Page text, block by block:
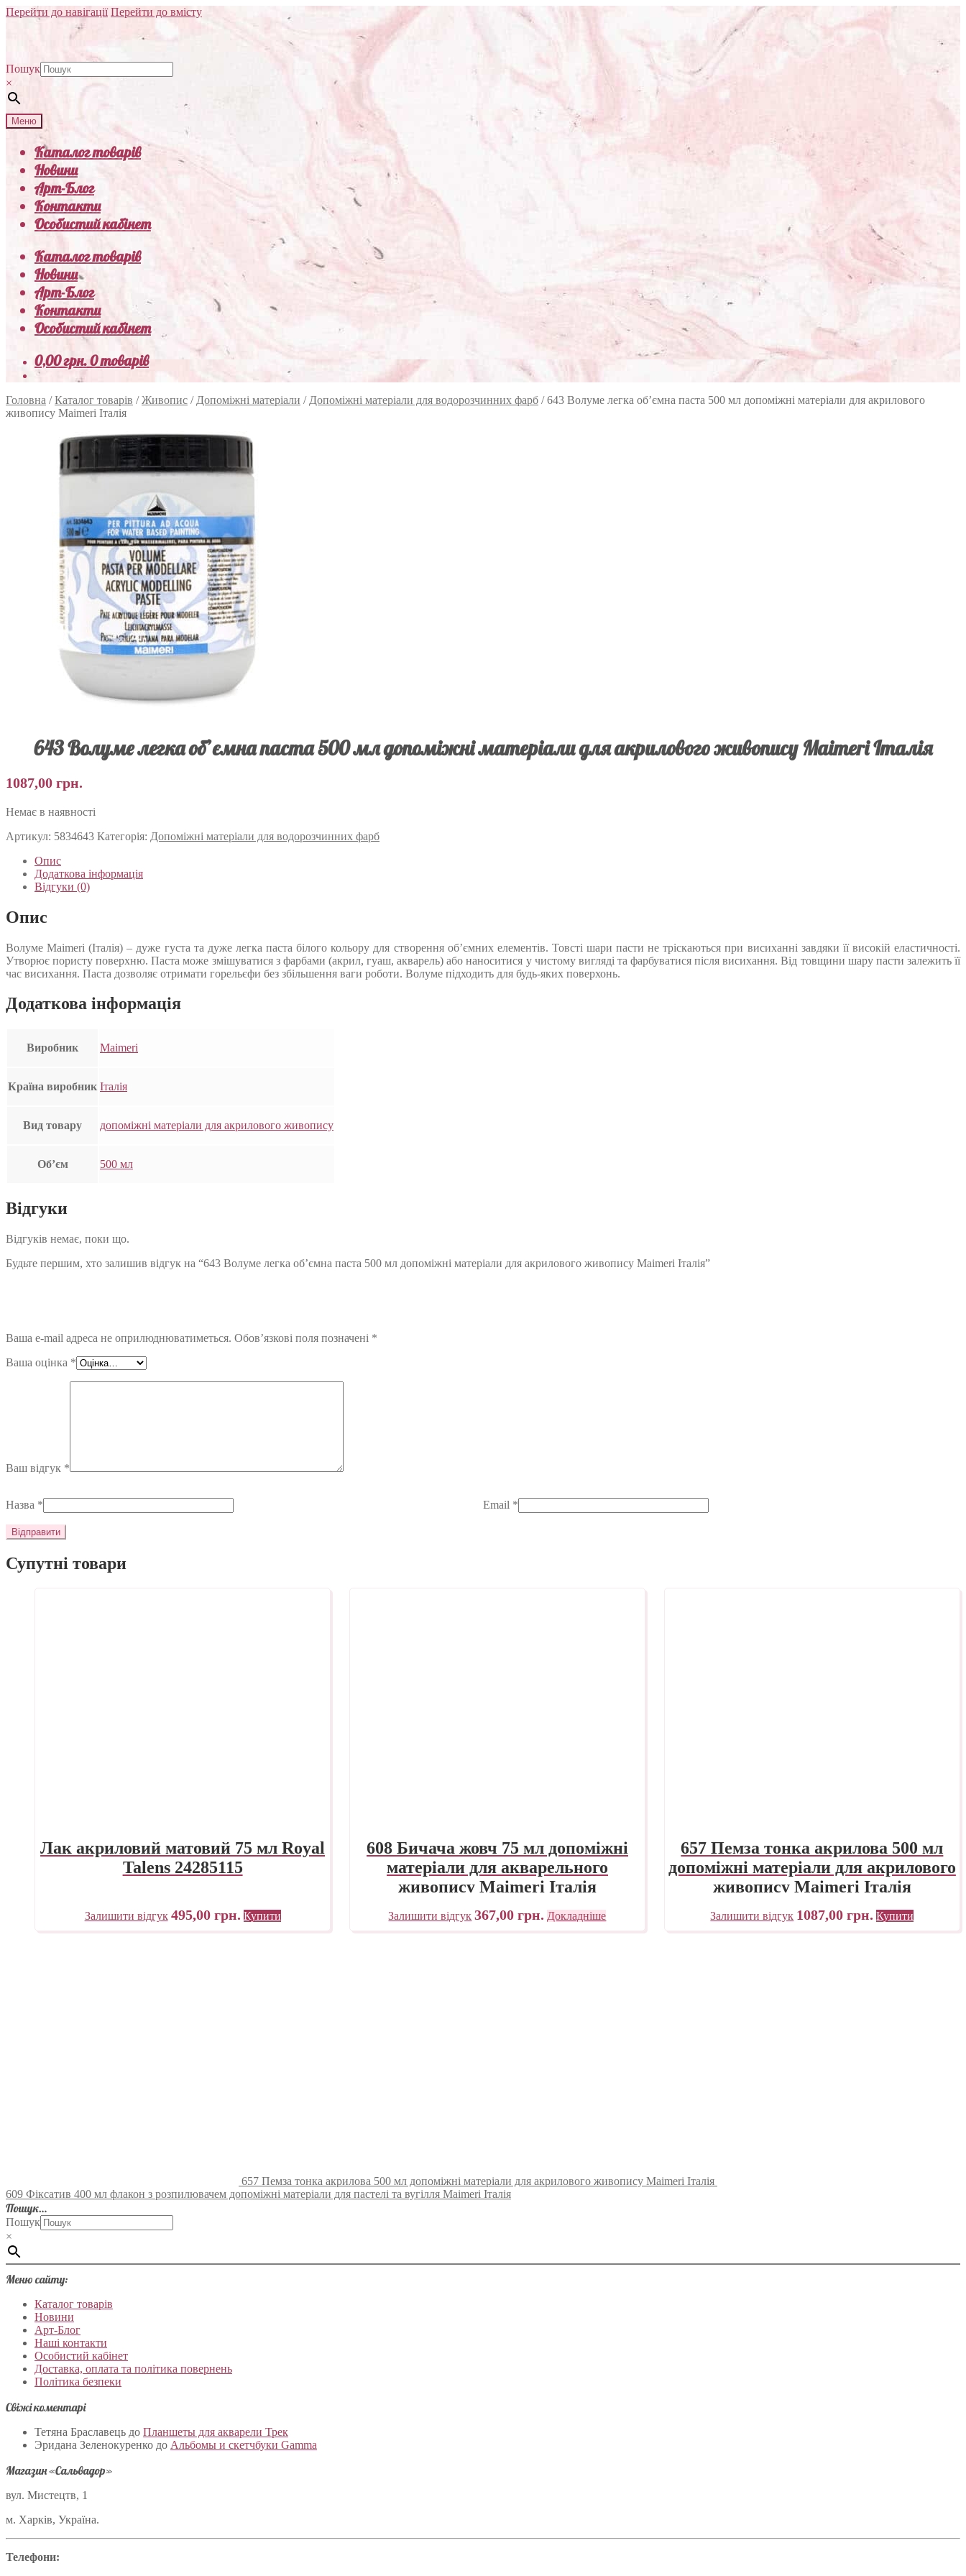
Перейти до навігації Перейти до вмісту
Пошук
×
Меню
Каталог товарів
Новини
Арт-Блог
Контакти
Особистий кабінет
Каталог товарів
Новини
Арт-Блог
Контакти
Особистий кабінет
0,00грн.0 товарів
Головна /Каталог товарів /Живопис / Допоміжні матеріали / Допоміжні матеріали для водорозчинних фарб /643 Волуме легка об’ємна паста 500 мл допоміжні матеріали для акрилового
живопису Maimeri Італія
643 Волуме легка об’ємна паста 500 мл допоміжні матеріали для акрилового живопису Maimeri Італія
1087,00 грн.
Немає в наявності
Артикул: 5834643 Категорія: Допоміжні матеріали для водорозчинних фарб
Опис
Додаткова інформація
Відгуки (0)
Опис
Волуме Maimeri (Італія) – дуже густа та дуже легка паста білого кольору для створення об’ємних елементів. Товсті шари пасти не тріскаються при висиханні завдяки її високій еластичності.
Утворює пористу поверхню. Паста може змішуватися з фарбами (акрил, гуаш, акварель) або наноситися у чистому вигляді та фарбуватися після висихання. Від товщини шару пасти залежить її
час висихання. Паста дозволяє отримати горельєфи без збільшення ваги роботи. Волуме підходить для будь-яких поверхонь.
Додаткова інформація
Виробник Maimeri
Країна виробник Італія
Вид товару допоміжні матеріали для акрилового живопису
Об’єм 500 мл
Відгуки
Відгуків немає, поки що.
Будьте першим, хто залишив відгук на “643 Волуме легка об’ємна паста 500 мл допоміжні матеріали для акрилового живопису Maimeri Італія”
Ваша e-mail адреса не оприлюднюватиметься. Обов’язкові поля позначені *
Ваша оцінка *
Ваш відгук *
Назва * Email *
Супутні товари
Лак акриловий матовий 75 мл Royal
Talens 24285115
Залишити відгук 495,00 грн. Купити
608 Бичача жовч 75 мл допоміжні
матеріали для акварельного
живопису Maimeri Італія
Залишити відгук 367,00грн. Докладніше
657 Пемза тонка акрилова 500 мл
допоміжні матеріали для акрилового
живопису Maimeri Італія
Залишити відгук 1087,00грн. Купити
657 Пемза тонка акрилова 500 мл допоміжні матеріали для акрилового живопису Maimeri Італія
609 Фіксатив 400 мл флакон з розпилювачем допоміжні матеріали для пастелі та вугілля Maimeri Італія
Пошук…
Пошук
×
Меню сайту:
Каталог товарів
Новини
Арт-Блог
Наші контакти
Особистий кабінет
Доставка, оплата та політика повернень
Політика безпеки
Свіжі коментарі
Тетяна Браславець до Планшеты для акварели Трек
Эридана Зеленокуренко до Альбомы и скетчбуки Gamma
Магазин «Сальвадор»
вул. Мистецтв, 1
м. Харків, Україна.
Телефони: